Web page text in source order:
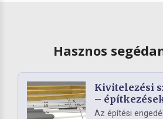
Hasznos
Kivitelezési
–
Az építési